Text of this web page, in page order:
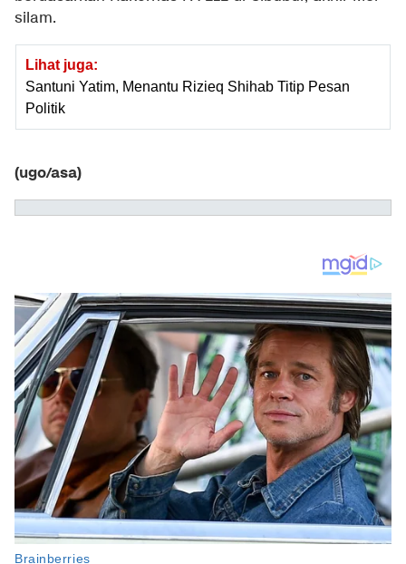
silam.
Lihat juga:
Santuni Yatim, Menantu Rizieq Shihab Titip Pesan
Politik
(ugo/asa)